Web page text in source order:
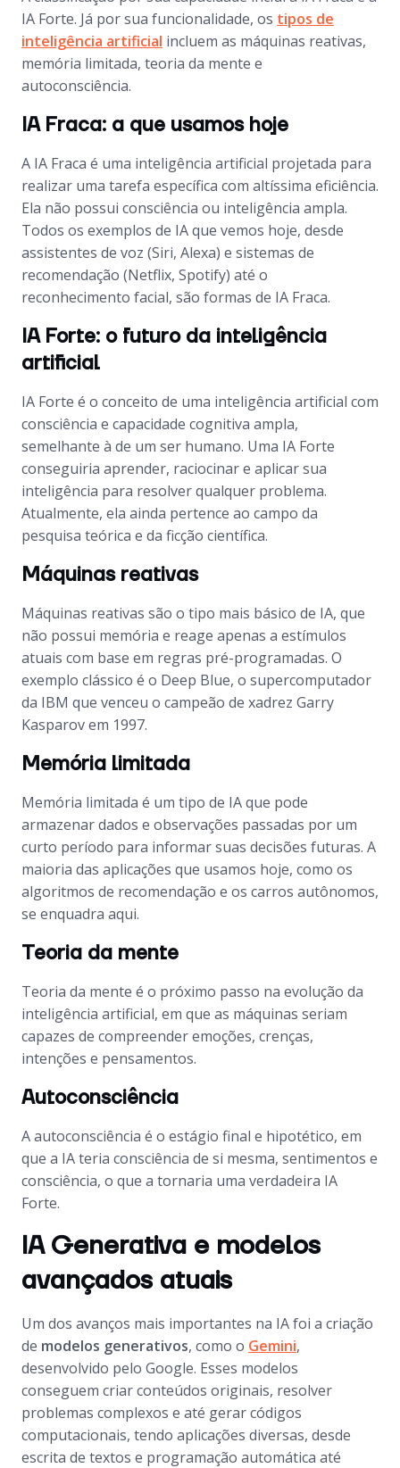
IA Forte. Já por sua funcionalidade, os tipos de
inteligência artificial incluem as máquinas reativas,
memória limitada, teoria da mente e
autoconsciência.
IA Fraca: a que usamos hoje
A IA Fraca é uma inteligência artificial projetada para
realizar uma tarefa específica com altíssima eficiência.
Ela não possui consciência ou inteligência ampla.
Todos os exemplos de IA que vemos hoje, desde
assistentes de voz (Siri, Alexa) e sistemas de
recomendação (Netflix, Spotify) até o
reconhecimento facial, são formas de IA Fraca.
IA Forte: o futuro da inteligência
artificial
IA Forte é o conceito de uma inteligência artificial com
consciência e capacidade cognitiva ampla,
semelhante à de um ser humano. Uma IA Forte
conseguiria aprender, raciocinar e aplicar sua
inteligência para resolver qualquer problema.
Atualmente, ela ainda pertence ao campo da
pesquisa teórica e da ficção científica.
Máquinas reativas
Máquinas reativas são o tipo mais básico de IA, que
não possui memória e reage apenas a estímulos
atuais com base em regras pré-programadas. O
exemplo clássico é o Deep Blue, o supercomputador
da IBM que venceu o campeão de xadrez Garry
Kasparov em 1997.
Memória limitada
Memória limitada é um tipo de IA que pode
armazenar dados e observações passadas por um
curto período para informar suas decisões futuras. A
maioria das aplicações que usamos hoje, como os
algoritmos de recomendação e os carros autônomos,
se enquadra aqui.
Teoria da mente
Teoria da mente é o próximo passo na evolução da
inteligência artificial, em que as máquinas seriam
capazes de compreender emoções, crenças,
intenções e pensamentos.
Autoconsciência
A autoconsciência é o estágio final e hipotético, em
que a IA teria consciência de si mesma, sentimentos e
consciência, o que a tornaria uma verdadeira IA
Forte.
IA Generativa e modelos
avançados atuais
Um dos avanços mais importantes na IA foi a criação
de modelos generativos, como o Gemini,
desenvolvido pelo Google. Esses modelos
conseguem criar conteúdos originais, resolver
problemas complexos e até gerar códigos
computacionais, tendo aplicações diversas, desde
escrita de textos e programação automática até